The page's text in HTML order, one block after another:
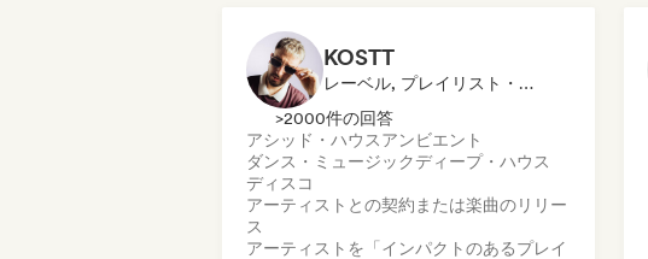
KOSTT
レーベル, プレイリスト・キュレーター
>2000件の回答
アシッド・ハウスアンビエント
ダンス・ミュージックディープ・ハウス
ディスコ
アーティストとの契約または楽曲のリリー
ス
アーティストを「インパクトのあるプレイ